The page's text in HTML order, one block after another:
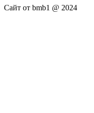
Сайт от bmb1 @ 2024